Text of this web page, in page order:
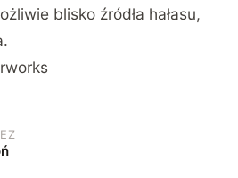
blisko źródła hałasu,